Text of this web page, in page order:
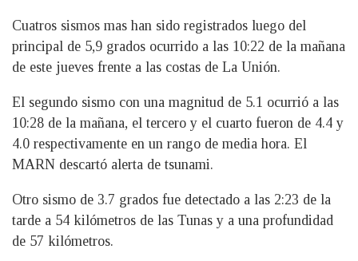
Cuatros sismos mas han sido registrados luego del
principal de 5,9 grados ocurrido a las 10:22 de la mañana
de este jueves frente a las costas de La Unión.
El segundo sismo con una magnitud de 5.1 ocurrió a las
10:28 de la mañana, el tercero y el cuarto fueron de 4.4 y
4.0 respectivamente en un rango de media hora. El
MARN descartó alerta de tsunami.
Otro sismo de 3.7 grados fue detectado a las 2:23 de la
tarde a 54 kilómetros de las Tunas y a una profundidad
de 57 kilómetros.